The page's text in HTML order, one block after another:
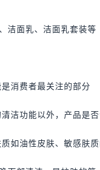
洁面乳、洁面乳套装等
消费者最关注的部分
洁功能以外，产品是
如油性皮肤、敏感肤